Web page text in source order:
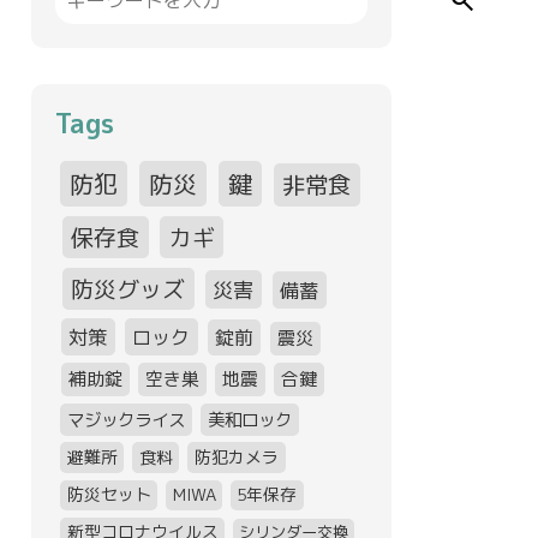
Tags
防犯 防災 鍵 非常食
保存食
カギ
防災グッズ
災害
備蓄
対策
ロック 錠前
震災
補助錠
空き巣 地震
合鍵
マジックライス
美和ロック
避難所 食料
防犯カメラ
防災セット
MIWA
5年保存
新型コロナウイルス
シリンダー交換